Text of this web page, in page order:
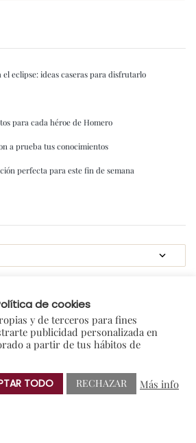
eclipse: ideas caseras para disfrutarlo
para cada héroe de Homero
a prueba tus conocimientos
perfecta para este fin de semana
de cookies
y de terceros para fines
publicidad personalizada en
a partir de tus hábitos de
TODO RECHAZAR Más info